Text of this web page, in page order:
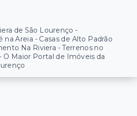
de São Lourenço -
Areia - Casas de Alto Padrão
Na Riviera - Terrenos no
O Maior Portal de Imóveis da